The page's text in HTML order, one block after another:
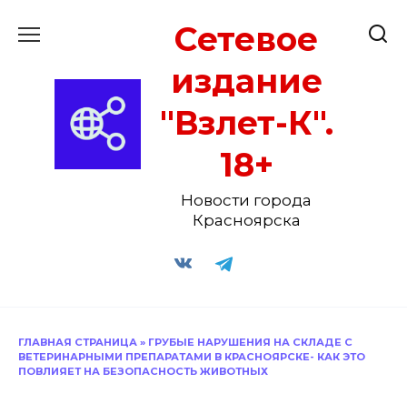
Сетевое
издание
"Взлет-К".
18+
Новости города
Красноярска
ГЛАВНАЯ СТРАНИЦА » ГРУБЫЕ НАРУШЕНИЯ НА СКЛАДЕ С
ВЕТЕРИНАРНЫМИ ПРЕПАРАТАМИ В КРАСНОЯРСКЕ- КАК ЭТО
ПОВЛИЯЕТ НА БЕЗОПАСНОСТЬ ЖИВОТНЫХ